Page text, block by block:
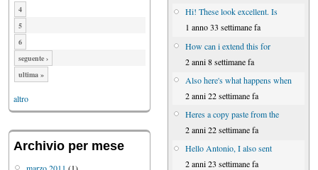
4
5
6
seguente ›
ultima »
altro
Archivio per mese
marzo 2011 (1)
Hi! These look excellent. Is
1 anno 33 settimane fa
How can i extend this for
2 anni 8 settimane fa
Also here's what happens when
2 anni 22 settimane fa
Heres a copy paste from the
2 anni 22 settimane fa
Hello Antonio, I also sent
2 anni 23 settimane fa